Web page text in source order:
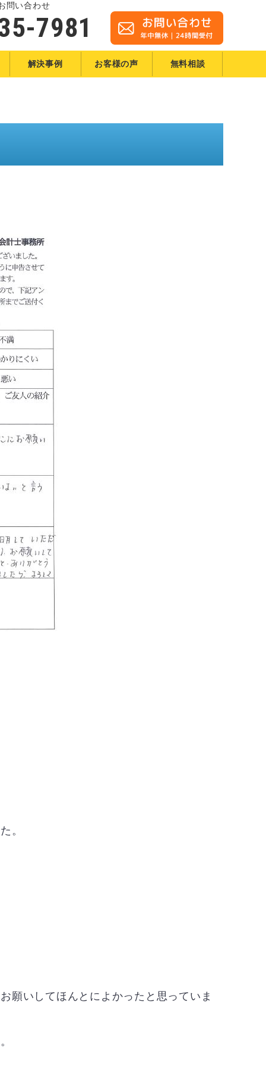
問い合わせ
7981
解決事例 お客様の声 無料相談
。
願いしてほんとによかったと思っていま